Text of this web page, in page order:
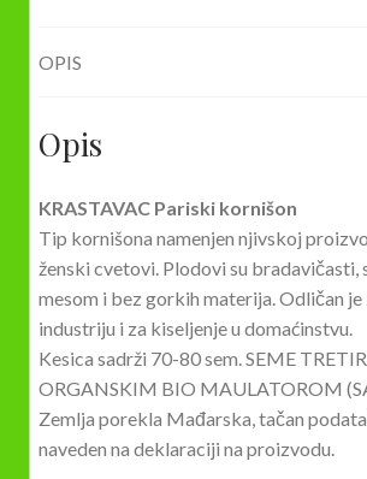
OPIS
Opis
KRASTAVAC Pariski kornišon
Tip kornišona namenjen njivskoj
ženski cvetovi. Plodovi su bradavičasti,
mesom i bez gorkih materija. Odličan je
industriju i za kiseljenje u domaćinstvu.
Kesica sadrži 70-80 sem. SEME
ORGANSKIM BIO MAULATOROM
Zemlja porekla Mađarska, tačan
naveden na deklaraciji na proizvodu.